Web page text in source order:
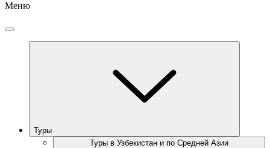
Меню
Туры
Туры в Узбекистан и по Средней Азии